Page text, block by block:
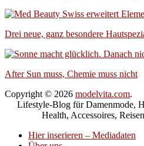
Drei neue, ganz besondere
After Sun muss, Chemie muss nicht
Copyright © 2026 modelvita.com.
Lifestyle-Blog für Damenmode,
Health, Accessoires,
Hier inserieren – Mediadaten